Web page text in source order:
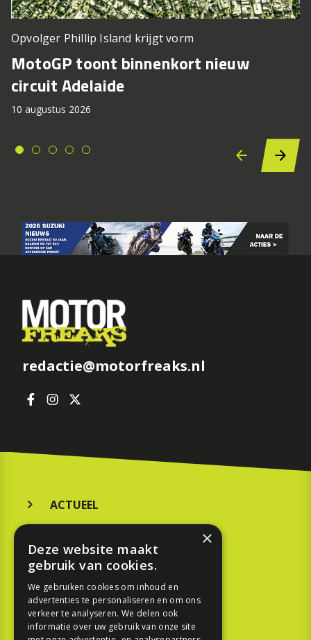
Opvolger Phillip Island krijgt vorm
MotoGP toont binnenkort nieuw
circuit Adelaide
10 augustus 2026
redactie@motorfreaks.nl
ACTUEEL
KOOPGIDS
TESTEN
SPORT
×
Deze website maakt
gebruik van cookies.
We gebruiken cookies om inhoud en
advertenties te personaliseren en om ons
verkeer te analyseren. We delen ook
informatie over uw gebruik van onze site